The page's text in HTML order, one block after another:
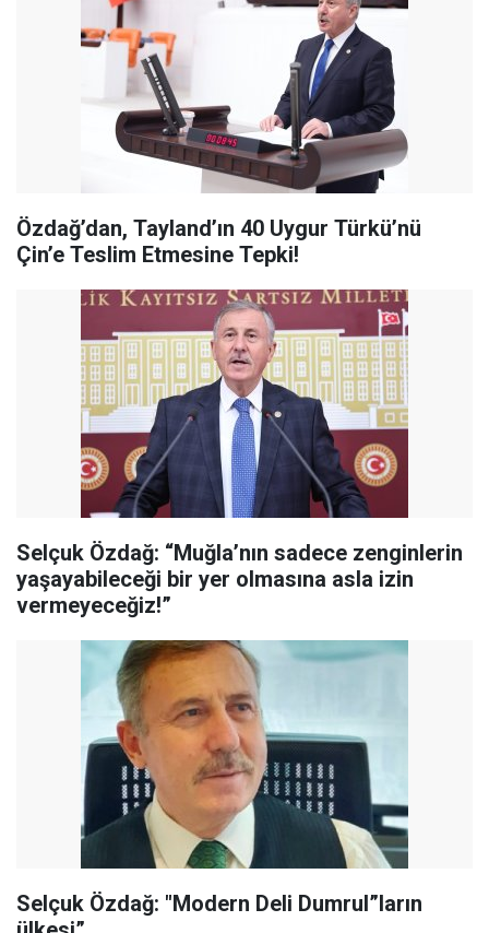
Özdağ’dan, Tayland’ın 40 Uygur Türkü’nü
Çin’e Teslim Etmesine Tepki!
Selçuk Özdağ: “Muğla’nın sadece zenginlerin
yaşayabileceği bir yer olmasına asla izin
vermeyeceğiz!”
Selçuk Özdağ: "Modern Deli Dumrul”ların